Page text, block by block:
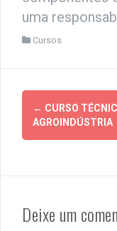
uma
Cursos
Post
navigation
← CURSO
AGROINDÚSTRIA
Deixe um